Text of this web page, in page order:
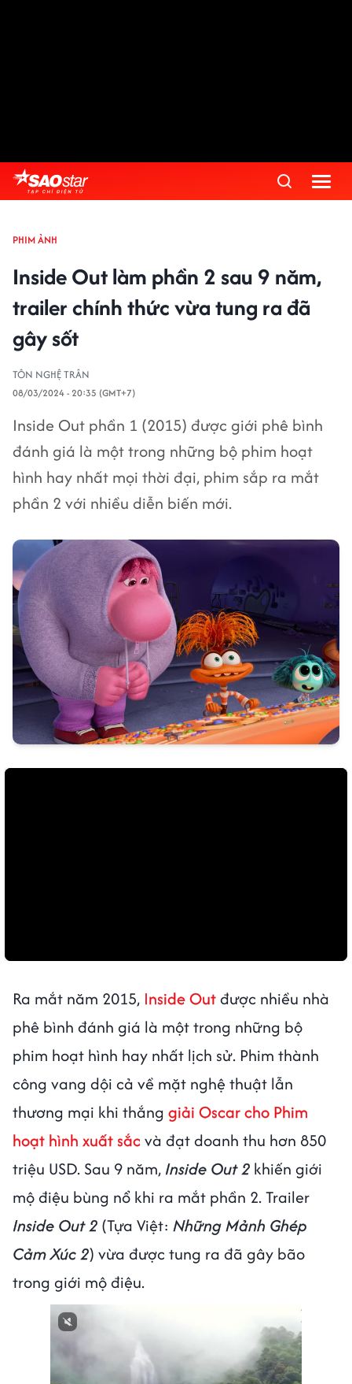
PHIM ẢNH
Inside Out làm phần 2 sau 9 năm,
trailer chính thức vừa tung ra đã
gây sốt
TÔN NGHỆ TRÂN
08/03/2024 - 20:35 (GMT+7)
Inside Out phần 1 (2015) được giới phê bình
đánh giá là một trong những bộ phim hoạt
hình hay nhất mọi thời đại, phim sắp ra mắt
phần 2 với nhiều diễn biến mới.
Ra mắt năm 2015, Inside Outđược nhiều nhà
phê bình đánh giá là một trong những bộ
phim hoạt hình hay nhất lịch sử. Phim thành
công vang dội cả về mặt nghệ thuật lẫn
thương mại khi thắng giải Oscar cho Phim
hoạt hình xuất sắcvà đạt doanh thu hơn 850
triệu USD. Sau 9 năm, Inside Out 2 khiến giới
mộ điệu bùng nổ khi ra mắt phần 2. Trailer
Inside Out 2 (Tựa Việt: Những Mảnh Ghép
Cảm Xúc 2) vừa được tung ra đã gây bão
trong giới mộ điệu.